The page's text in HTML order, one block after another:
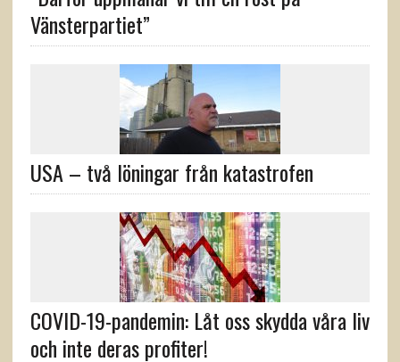
Vänsterpartiet”
USA – två löningar från katastrofen
COVID-19-pandemin: Låt oss skydda våra liv
och inte deras profiter!